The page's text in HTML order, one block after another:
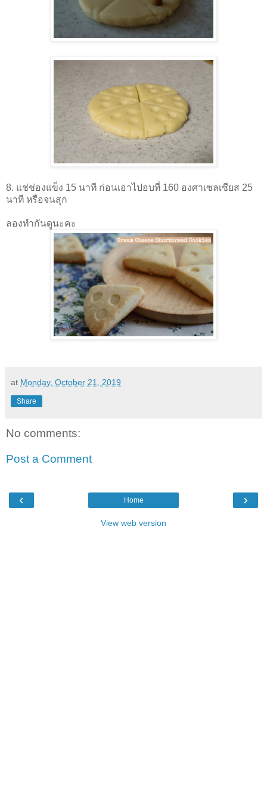
8. แช่ช่องแข็ง 15 นาที ก่อนเอาไปอบที่ 160 องศาเซลเซียส 25
นาที หรือจนสุก
ลองทำกันดูนะคะ
at Monday, October 21, 2019
Share
No comments:
Post a Comment
‹ ›
Home
View web version